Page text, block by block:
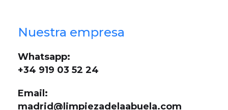
Nuestra empresa
Whatsapp:
+34 919 03 52 24
Email:
madrid@limpiezadelaabuela.com